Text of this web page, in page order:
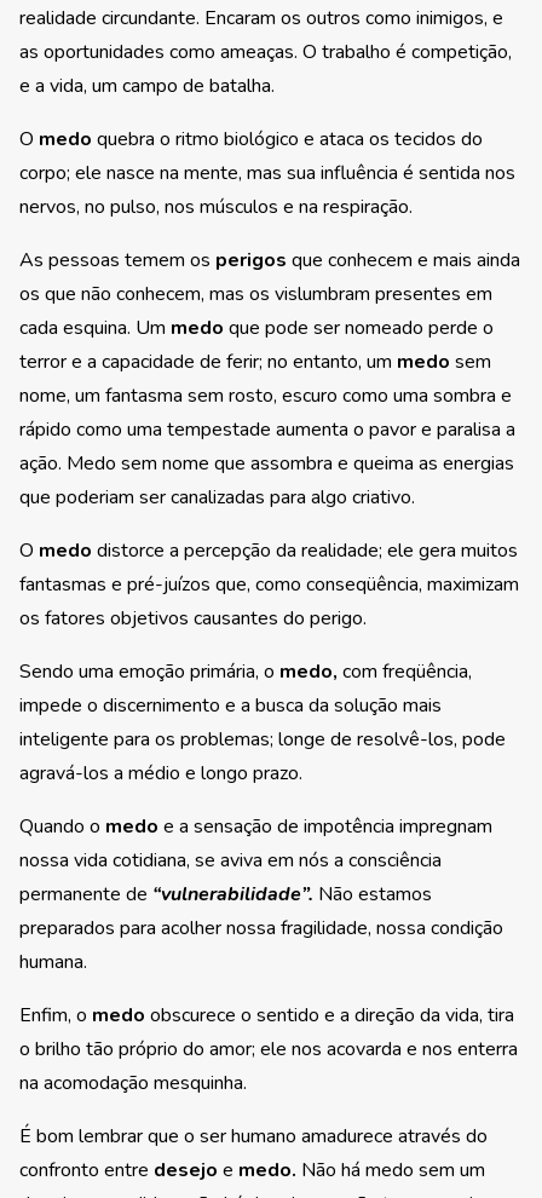
realidade circundante. Encaram os outros como inimigos, e
as oportunidades como ameaças. O trabalho é competição,
e a vida, um campo de batalha.
O medo quebra o ritmo biológico e ataca os tecidos do
corpo; ele nasce na mente, mas sua influência é sentida nos
nervos, no pulso, nos músculos e na respiração.
As pessoas temem os perigos que conhecem e mais ainda
os que não conhecem, mas os vislumbram presentes em
cada esquina. Um medo que pode ser nomeado perde o
terror e a capacidade de ferir; no entanto, um medo sem
nome, um fantasma sem rosto, escuro como uma sombra e
rápido como uma tempestade aumenta o pavor e paralisa a
ação. Medo sem nome que assombra e queima as energias
que poderiam ser canalizadas para algo criativo.
O medo distorce a percepção da realidade; ele gera muitos
fantasmas e pré-juízos que, como conseqüência, maximizam
os fatores objetivos causantes do perigo.
Sendo uma emoção primária, o medo, com freqüência,
impede o discernimento e a busca da solução mais
inteligente para os problemas; longe de resolvê-los, pode
agravá-los a médio e longo prazo.
Quando o medo e a sensação de impotência impregnam
nossa vida cotidiana, se aviva em nós a consciência
permanente de “vulnerabilidade”. Não estamos
preparados para acolher nossa fragilidade, nossa condição
humana.
Enfim, o medo obscurece o sentido e a direção da vida, tira
o brilho tão próprio do amor; ele nos acovarda e nos enterra
na acomodação mesquinha.
É bom lembrar que o ser humano amadurece através do
confronto entre desejo e medo. Não há medo sem um